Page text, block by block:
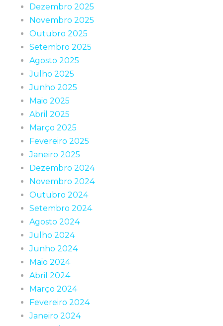
Dezembro 2025
Novembro 2025
Outubro 2025
Setembro 2025
Agosto 2025
Julho 2025
Junho 2025
Maio 2025
Abril 2025
Março 2025
Fevereiro 2025
Janeiro 2025
Dezembro 2024
Novembro 2024
Outubro 2024
Setembro 2024
Agosto 2024
Julho 2024
Junho 2024
Maio 2024
Abril 2024
Março 2024
Fevereiro 2024
Janeiro 2024